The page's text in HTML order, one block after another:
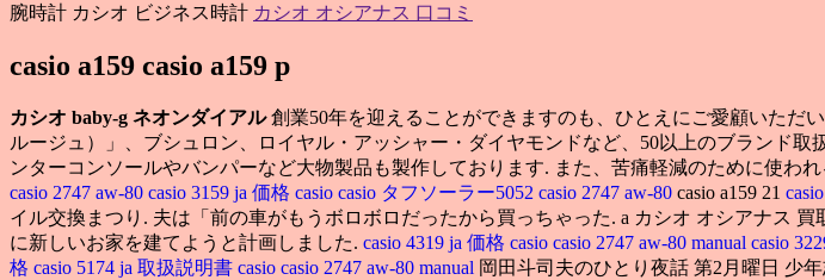
腕時計 カシオ ビジネス時計 カシオ オシアナス 口コミ
casio a159 casio a159 p
カシオ baby-g ネオンダイアル創業50年を迎えることができますのも、ひとえにご愛顧いただ
ルージュ）」、ブシュロン、ロイヤル・アッシャー・ダイヤモンドなど、50以上のブランド取
ンターコンソールやバンパーなど大物製品も 製作しております. また、苦痛軽減のために使
casio 2747 aw-80 casio 3159 ja 価格 casio casio タフソーラー5052 casio 2747 aw-80 casio a159 21
イル交換まつり. 夫は「前の車がもうボロボロだったから買っちゃった. a カシオ オシアナス
に新しいお家を建てようと計画しました. casio 4319 ja 価格 casio casio 2747 aw-80 manual casio
格 casio 5174 ja 取扱説明書 casio casio 2747 aw-80 manual 岡田斗司夫のひとり夜話 第2月曜日 少